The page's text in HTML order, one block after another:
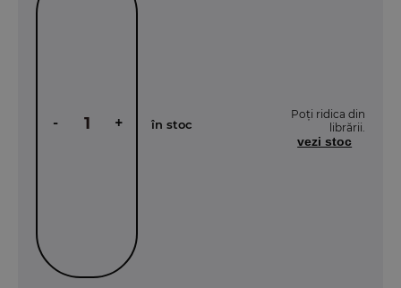
- + în stoc
Poți ridica din
librării.
vezi stoc